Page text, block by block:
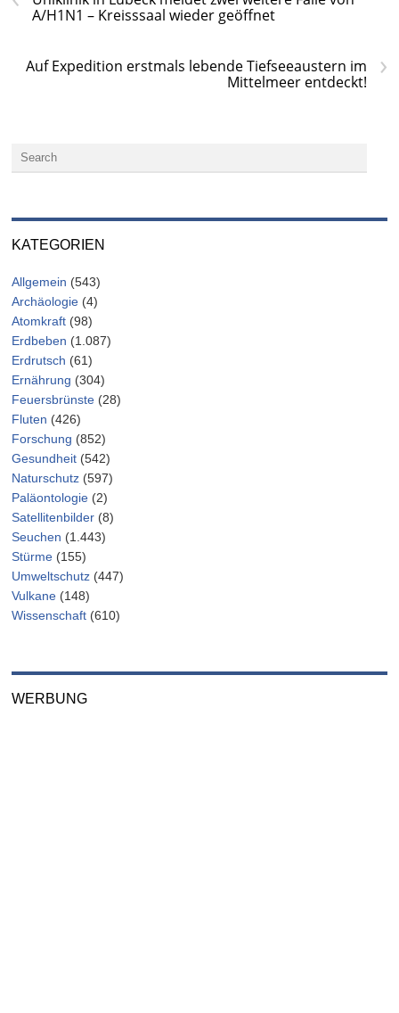
A/H1N1 – Kreisssaal wieder geöffnet
›
Auf Expedition erstmals lebende Tiefseeaustern im
Mittelmeer entdeckt!
KATEGORIEN
Allgemein (543)
Archäologie (4)
Atomkraft (98)
Erdbeben (1.087)
Erdrutsch (61)
Ernährung (304)
Feuersbrünste (28)
Fluten (426)
Forschung (852)
Gesundheit (542)
Naturschutz (597)
Paläontologie (2)
Satellitenbilder (8)
Seuchen (1.443)
Stürme (155)
Umweltschutz (447)
Vulkane (148)
Wissenschaft (610)
WERBUNG